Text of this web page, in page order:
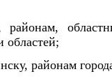
районам,
областей;
районам